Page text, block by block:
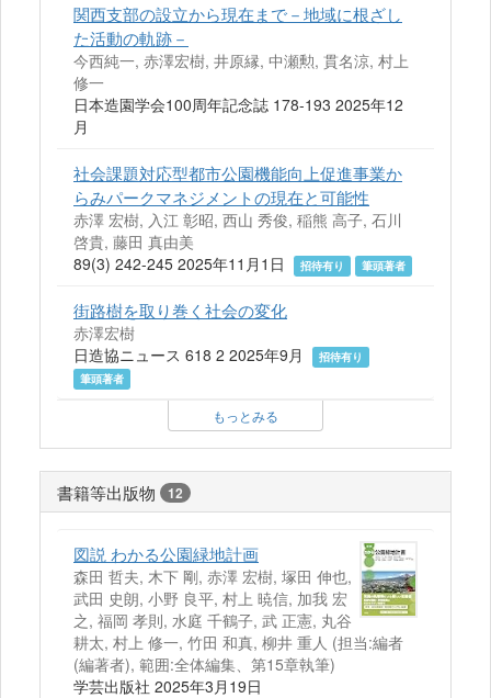
関西支部の設立から現在まで－地域に根ざし
た活動の軌跡－
今西純一, 赤澤宏樹, 井原縁, 中瀬勲, 貫名涼, 村上
修一
日本造園学会100周年記念誌 178-193 2025年12
月
社会課題対応型都市公園機能向上促進事業か
らみパークマネジメントの現在と可能性
赤澤 宏樹, 入江 彰昭, 西山 秀俊, 稲熊 高子, 石川
啓貴, 藤田 真由美
89(3) 242-245 2025年11月1日
招待有り 筆頭著者
街路樹を取り巻く社会の変化
赤澤宏樹
日造協ニュース 618 2 2025年9月
招待有り
筆頭著者
もっとみる
書籍等出版物 12
図説 わかる公園緑地計画
森田 哲夫, 木下 剛, 赤澤 宏樹, 塚田 伸也,
武田 史朗, 小野 良平, 村上 暁信, 加我 宏
之, 福岡 孝則, 水庭 千鶴子, 武 正憲, 丸谷
耕太, 村上 修一, 竹田 和真, 柳井 重人 (担当:編者
(編著者), 範囲:全体編集、第15章執筆)
学芸出版社 2025年3月19日